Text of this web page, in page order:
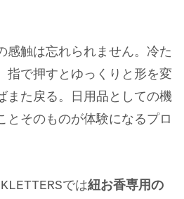
感触は忘れられません。冷た
指で押すとゆっくりと形を変
また戻る。日用品としての機
とそのものが体験になるプロ
では紐お香専用の